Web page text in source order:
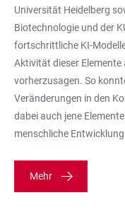
Universität Heidelberg
Biotechnologie und der
fortschrittliche KI-
Aktivität dieser Elemente
vorherzusagen. So
Veränderungen in den
dabei auch jene
menschliche
Mehr